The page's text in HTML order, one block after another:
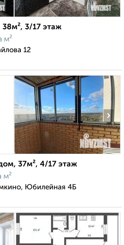
38м², 3/17 этаж
м²
12
›
37м², 4/17 этаж
м²
Юбилейная 4Б